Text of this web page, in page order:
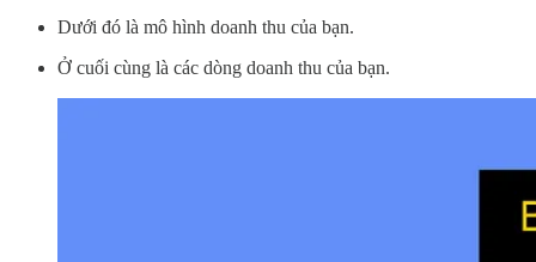
Dưới đó là mô hình doanh thu của bạn.
Ở cuối cùng là các dòng doanh thu của bạn.